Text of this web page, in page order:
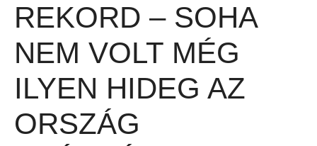
REKORD – SOHA
NEM VOLT MÉG
ILYEN HIDEG AZ
ORSZÁG